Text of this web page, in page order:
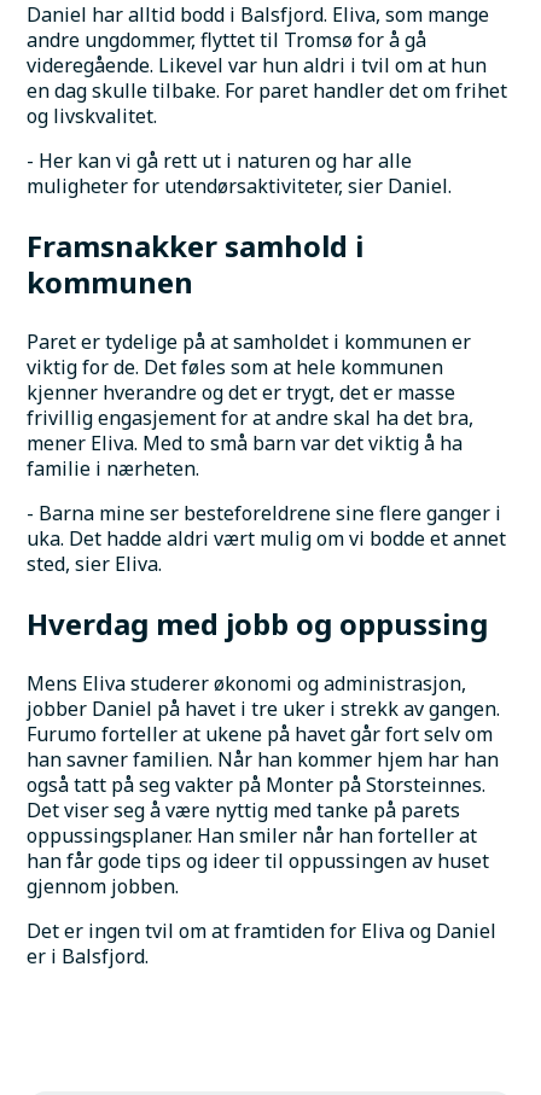
Daniel har alltid bodd i Balsfjord. Eliva, som mange
andre ungdommer, flyttet til Tromsø for å gå
videregående. Likevel var hun aldri i tvil om at hun
en dag skulle tilbake. For paret handler det om frihet
og livskvalitet.
- Her kan vi gå rett ut i naturen og har alle
muligheter for utendørsaktiviteter, sier Daniel.
Framsnakker samhold i
kommunen
Paret er tydelige på at samholdet i kommunen er
viktig for de. Det føles som at hele kommunen
kjenner hverandre og det er trygt, det er masse
frivillig engasjement for at andre skal ha det bra,
mener Eliva. Med to små barn var det viktig å ha
familie i nærheten.
- Barna mine ser besteforeldrene sine flere ganger i
uka. Det hadde aldri vært mulig om vi bodde et annet
sted, sier Eliva.
Hverdag med jobb og oppussing
Mens Eliva studerer økonomi og administrasjon,
jobber Daniel på havet i tre uker i strekk av gangen.
Furumo forteller at ukene på havet går fort selv om
han savner familien. Når han kommer hjem har han
også tatt på seg vakter på Monter på Storsteinnes.
Det viser seg å være nyttig med tanke på parets
oppussingsplaner. Han smiler når han forteller at
han får gode tips og ideer til oppussingen av huset
gjennom jobben.
Det er ingen tvil om at framtiden for Eliva og Daniel
er i Balsfjord.